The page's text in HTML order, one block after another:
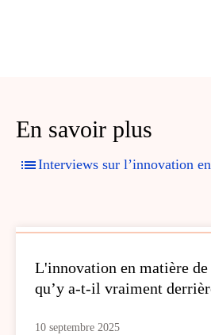
En savoir plus
Interviews sur l’innovation
L'innovation en matière de
qu’y a-t-il vraiment
10 septembre 2025